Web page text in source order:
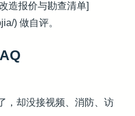
造报价与勘查清单]
) 做自评。
，却没接视频、消防、访